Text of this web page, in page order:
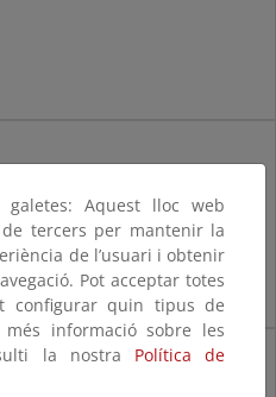
Aquest lloc web
tercers per mantenir la
de l’usuari i obtenir
Pot acceptar totes
configurar quin tipus de
informació sobre les
la nostra Política de